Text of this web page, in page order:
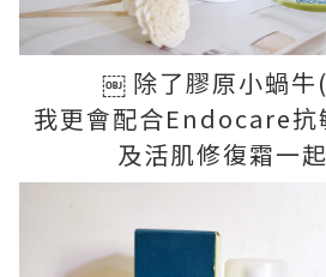
￼ 除了膠原小蝸
我更會配合Endocare抗
及活肌修復霜一